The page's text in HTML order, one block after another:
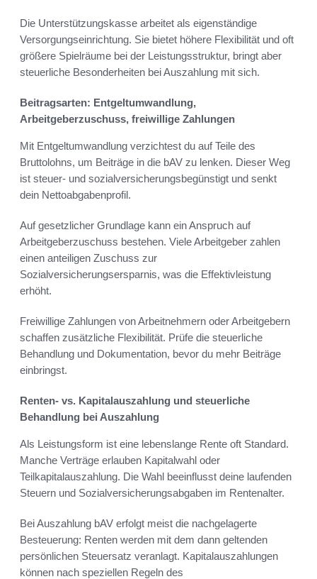
Die Unterstützungskasse arbeitet als eigenständige
Versorgungseinrichtung. Sie bietet höhere Flexibilität und oft
größere Spielräume bei der Leistungsstruktur, bringt aber
steuerliche Besonderheiten bei Auszahlung mit sich.
Beitragsarten: Entgeltumwandlung,
Arbeitgeberzuschuss, freiwillige Zahlungen
Mit Entgeltumwandlung verzichtest du auf Teile des
Bruttolohns, um Beiträge in die bAV zu lenken. Dieser Weg
ist steuer- und sozialversicherungsbegünstigt und senkt
dein Nettoabgabenprofil.
Auf gesetzlicher Grundlage kann ein Anspruch auf
Arbeitgeberzuschuss bestehen. Viele Arbeitgeber zahlen
einen anteiligen Zuschuss zur
Sozialversicherungsersparnis, was die Effektivleistung
erhöht.
Freiwillige Zahlungen von Arbeitnehmern oder Arbeitgebern
schaffen zusätzliche Flexibilität. Prüfe die steuerliche
Behandlung und Dokumentation, bevor du mehr Beiträge
einbringst.
Renten- vs. Kapitalauszahlung und steuerliche
Behandlung bei Auszahlung
Als Leistungsform ist eine lebenslange Rente oft Standard.
Manche Verträge erlauben Kapitalwahl oder
Teilkapitalauszahlung. Die Wahl beeinflusst deine laufenden
Steuern und Sozialversicherungsabgaben im Rentenalter.
Bei Auszahlung bAV erfolgt meist die nachgelagerte
Besteuerung: Renten werden mit dem dann geltenden
persönlichen Steuersatz veranlagt. Kapitalauszahlungen
können nach speziellen Regeln des